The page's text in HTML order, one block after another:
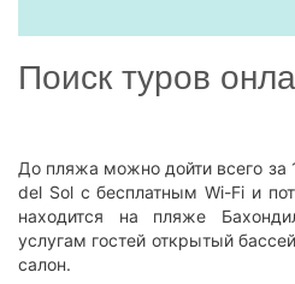
Поиск туров
До пляжа можно дойти всего за
del Sol с бесплатным Wi-Fi и
находится на пляже
услугам гостей открытый
салон.